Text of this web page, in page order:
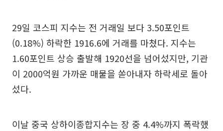
29일 코스피 지수는 전 거래일 보다 3.50포인트
(0.18%) 하락한 1916.6에 거래를 마쳤다. 지수는
1.60포인트 상승 출발해 1920선을 넘어섰지만, 기관
이 2000억원 가까운 매물을 쏟아내자 하락세로 돌아
섰다.
이날 중국 상하이종합지수는 장 중 4.4%까지 폭락했